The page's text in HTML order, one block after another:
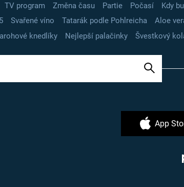
TV program Změna času Partie Počasí Kdy
Svařené víno Tatarák podle Pohlreicha Aloe
knedlíky Nejlepší palačinky Švestkový
App